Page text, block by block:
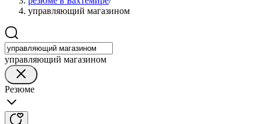
управляющий магазином
управляющий магазином
Резюме